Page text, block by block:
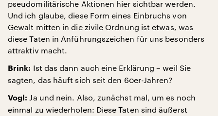
pseudomilitärische Aktionen hier sichtbar werden.
Und ich glaube, diese Form eines Einbruchs von
Gewalt mitten in die zivile Ordnung ist etwas, was
diese Taten in Anführungszeichen für uns besonders
attraktiv macht.
Brink: Ist das dann auch eine Erklärung – weil Sie
sagten, das häuft sich seit den 60er-Jahren?
Vogl: Ja und nein. Also, zunächst mal, um es noch
einmal zu wiederholen: Diese Taten sind äußerst